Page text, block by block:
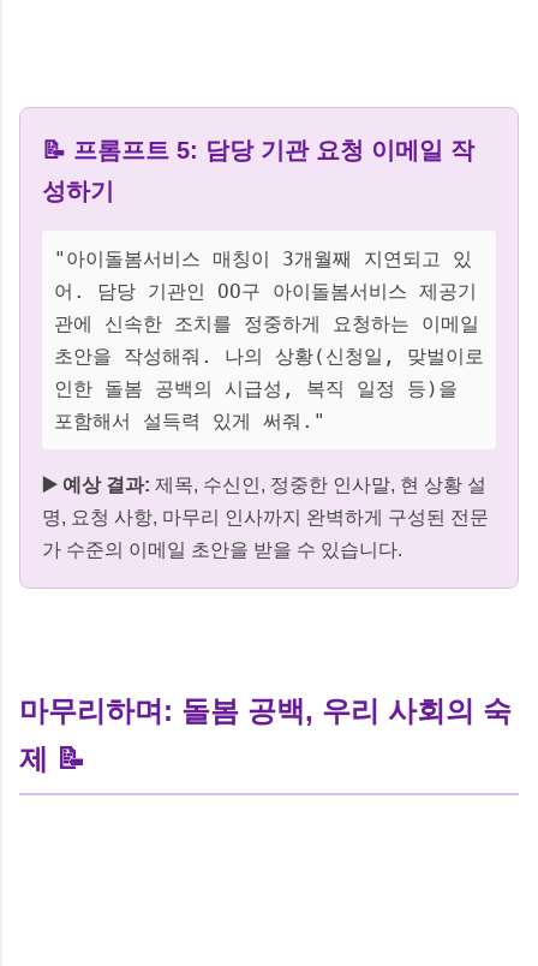
📝 프롬프트 5: 담당 기관 요청 이메일 작
성하기
"아이돌봄서비스 매칭이 3개월째 지연되고 있
어. 담당 기관인 OO구 아이돌봄서비스 제공기
관에 신속한 조치를 정중하게 요청하는 이메일
초안을 작성해줘. 나의 상황(신청일, 맞벌이로
인한 돌봄 공백의 시급성, 복직 일정 등)을
포함해서 설득력 있게 써줘."
▶️ 예상 결과: 제목, 수신인, 정중한 인사말, 현 상황 설
명, 요청 사항, 마무리 인사까지 완벽하게 구성된 전문
가 수준의 이메일 초안을 받을 수 있습니다.
마무리하며: 돌봄 공백, 우리 사회의 숙
제 📝